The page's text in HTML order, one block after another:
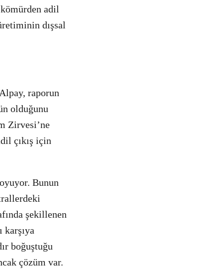
adil
dışsal
raporun
olduğunu
Zirvesi’ne
çıkış için
Bunun
şekillenen
boğuştuğu
çözüm var.